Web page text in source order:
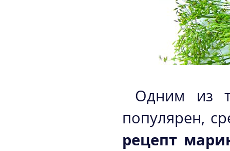
Одним из
популярен,
рецепт